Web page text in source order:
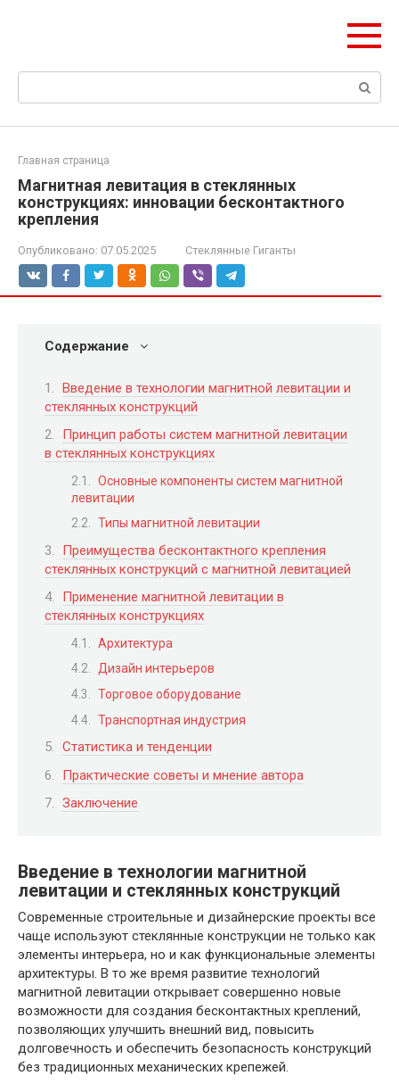
Поиск:
Главная страница
Магнитная левитация в стеклянных
конструкциях: инновации бесконтактного
крепления
Опубликовано: 07.05.2025 Стеклянные Гиганты
Содержание
Введение в технологии магнитной левитации и
стеклянных конструкций
Принцип работы систем магнитной левитации
в стеклянных конструкциях
Основные компоненты систем магнитной
левитации
Типы магнитной левитации
Преимущества бесконтактного крепления
стеклянных конструкций с магнитной левитацией
Применение магнитной левитации в
стеклянных конструкциях
Архитектура
Дизайн интерьеров
Торговое оборудование
Транспортная индустрия
Статистика и тенденции
Практические советы и мнение автора
Заключение
Введение в технологии магнитной
левитации и стеклянных конструкций
Современные строительные и дизайнерские проекты все
чаще используют стеклянные конструкции не только как
элементы интерьера, но и как функциональные элементы
архитектуры. В то же время развитие технологий
магнитной левитации открывает совершенно новые
возможности для создания бесконтактных креплений,
позволяющих улучшить внешний вид, повысить
долговечность и обеспечить безопасность конструкций
без традиционных механических крепежей.